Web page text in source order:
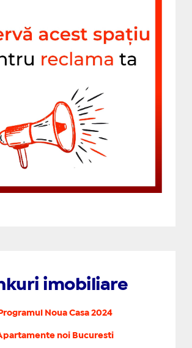
imobiliare
Programul Noua Casa 2024
noi Bucuresti